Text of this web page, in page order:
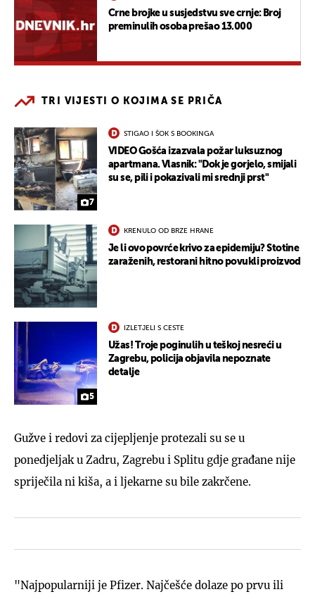
Crne brojke u susjedstvu sve crnje: Broj
preminulih osoba prešao 13.000
TRI VIJESTI O KOJIMA SE PRIČA
7
STIGAO I ŠOK S BOOKINGA
VIDEO Gošća izazvala požar luksuznog
apartmana. Vlasnik: "Dok je gorjelo, smijali
su se, pili i pokazivali mi srednji prst"
KRENULO OD BRZE HRANE
Je li ovo povrće krivo za epidemiju? Stotine
zaraženih, restorani hitno povukli proizvod
5
IZLETJELI S CESTE
Užas! Troje poginulih u teškoj nesreći u
Zagrebu, policija objavila nepoznate
detalje
Gužve i redovi za cijepljenje protezali su se u
ponedjeljak u Zadru, Zagrebu i Splitu gdje građane nije
spriječila ni kiša, a i ljekarne su bile zakrčene.
"Najpopularniji je Pfizer. Najčešće dolaze po prvu ili